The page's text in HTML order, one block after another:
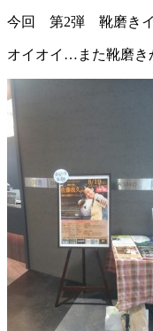
今回 第2弾 靴磨きイ
オイオイ…また靴磨き